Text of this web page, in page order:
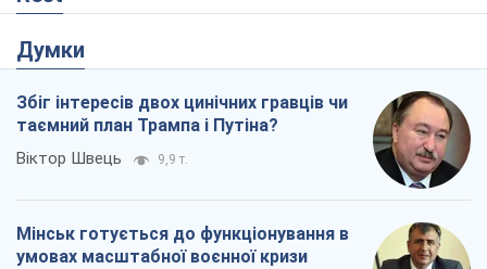
Думки
Збіг інтересів двох цинічних гравців чи
таємний план Трампа і Путіна?
Віктор Швець 9,9 т.
Мінськ готується до функціонування в
умовах масштабної воєнної кризи